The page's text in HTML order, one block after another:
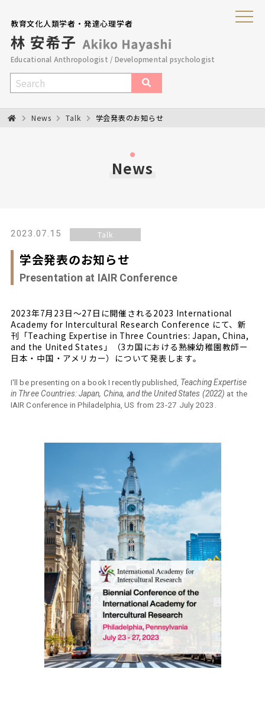
教育文化人類学者・発達心理学者
Educational Anthropologist / Developmental psychologist
News Talk 学会発表のお知らせ
News
2023.07.15 Talk
学会発表のお知らせ
Presentation at IAIR Conference
2023年7月23日〜27日に開催される2023 International
Academy for Intercultural Research Conference にて、新
刊「Teaching Expertise in Three Countries: Japan, China,
and the United States」（3カ国における熟練幼稚園教師ー
日本・中国・アメリカー）について発表します。
I'll be presenting on a book I recently published, Teaching Expertise
in Three Countries: Japan, China, and the United States (2022) at the
IAIR Conference in Philadelphia, US from 23-27 July 2023.